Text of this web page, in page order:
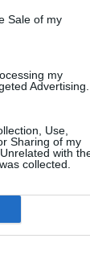
Sale of my
my
Advertising.
Use,
Sharing of my
with
collected.